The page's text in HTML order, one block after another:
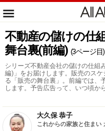
不動産の儲けの仕
舞台裏(前編) (3ページ目)
シリーズ不動産会社の儲けの仕組
編)」をお届けします。販売のス
る「販売の舞台裏」。前編では、
します。予告広告って、いつ頃か
大久保 恭子
これからの家族と住まい